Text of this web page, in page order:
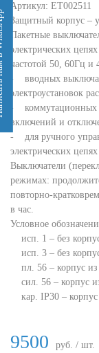
Артикул: ЕТ002511
Защитный корпус –
Пакетные
электрических
частотой 50, 60Гц и
- вводных
электроустановок
- коммутационных
включений и
- для ручного
электрических
Выключатели
режимах:
повторно-
в час.
Условное
исп. 1 – без
исп. 3 – без
пл. 56 – корпус из
сил. 56 – корпус
кар. IP30 – корпус
9500 руб. / шт.